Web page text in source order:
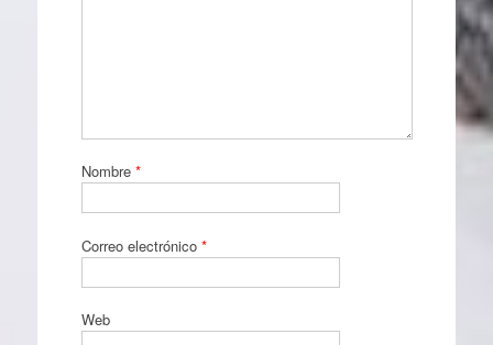
Nombre *
Correo electrónico *
Web